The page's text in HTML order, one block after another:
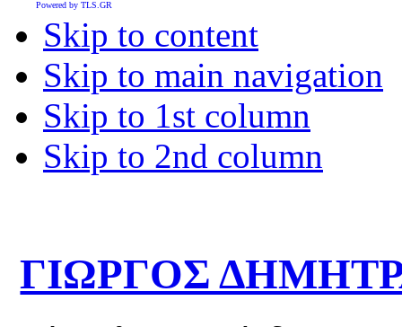
Skip to content
Skip to main navigation
Skip to 1st column
Skip to 2nd column
ΓΙΩΡΓΟΣ
Powered by TLS.GR